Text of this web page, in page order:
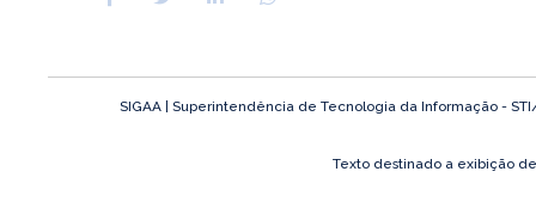
SIGAA | Superintendência de Tecnologia da Informação -
Texto destinado a exibição